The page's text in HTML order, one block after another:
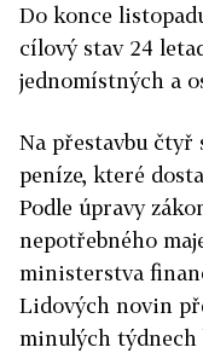
Do konce
cílový stav 24
jednomístných a
Na přestavbu čtyř
peníze, které
Podle úpravy
nepotřebného
ministerstva
Lidových novin
minulých týdnech